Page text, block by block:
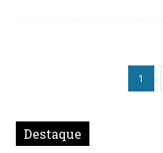
1
Destaque